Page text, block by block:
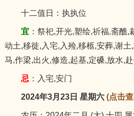
十二值日：执执位
宜：祭祀,开光,塑绘,祈福,斋醮,
动土,移徙,入宅,入殓,移柩,安葬,谢
马,作梁,出火,修造,起基,定磉,放水,
忌 ：入宅,安门
2024年3月23日 星期六 (点击